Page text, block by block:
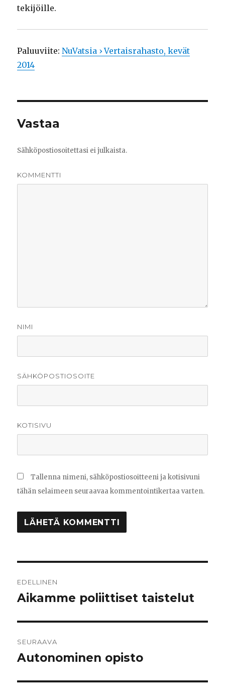
tekijöille.
Paluuviite:NuVatsia › Vertaisrahasto, kevät
2014
Vastaa
Sähköpostiosoitettasi ei julkaista.
KOMMENTTI
NIMI
SÄHKÖPOSTIOSOITE
KOTISIVU
Tallenna nimeni, sähköpostiosoitteeni ja kotisivuni
tähän selaimeen seuraavaa kommentointikertaa varten.
selaus
EDELLINEN
Edellinen
Aikamme poliittiset taistelut
SEURAAVA
Seuraava
Autonominen opisto